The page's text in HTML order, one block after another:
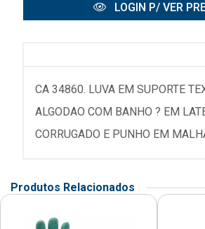
LOGIN P/ VER
CA 34860. LUVA EM SUPORTE
ALGODAO COM BANHO ? EM
CORRUGADO E PUNHO EM
Produtos Relacionados